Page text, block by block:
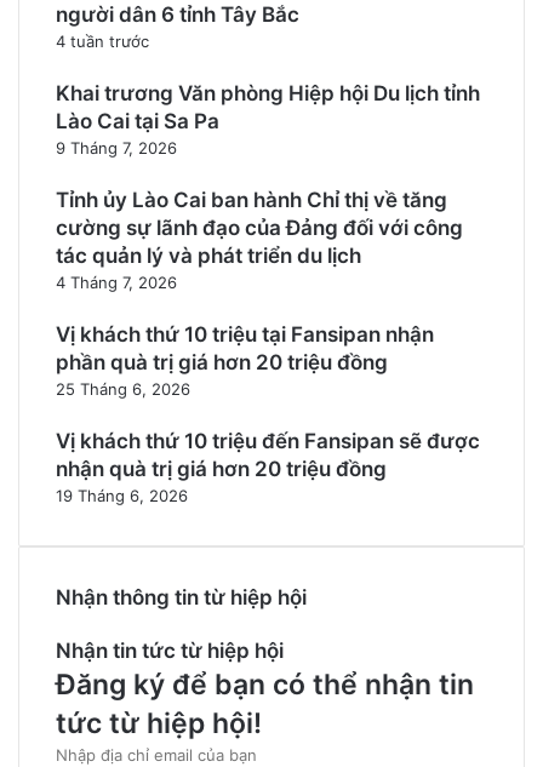
người dân 6 tỉnh Tây Bắc
4 tuần trước
Khai trương Văn phòng Hiệp hội Du lịch tỉnh
Lào Cai tại Sa Pa
9 Tháng 7, 2026
Tỉnh ủy Lào Cai ban hành Chỉ thị về tăng
cường sự lãnh đạo của Đảng đối với công
tác quản lý và phát triển du lịch
4 Tháng 7, 2026
Vị khách thứ 10 triệu tại Fansipan nhận
phần quà trị giá hơn 20 triệu đồng
25 Tháng 6, 2026
Vị khách thứ 10 triệu đến Fansipan sẽ được
nhận quà trị giá hơn 20 triệu đồng
19 Tháng 6, 2026
Nhận thông tin từ hiệp hội
Nhận tin tức từ hiệp hội
Đăng ký để bạn có thể nhận tin
tức từ hiệp hội!
Nhập